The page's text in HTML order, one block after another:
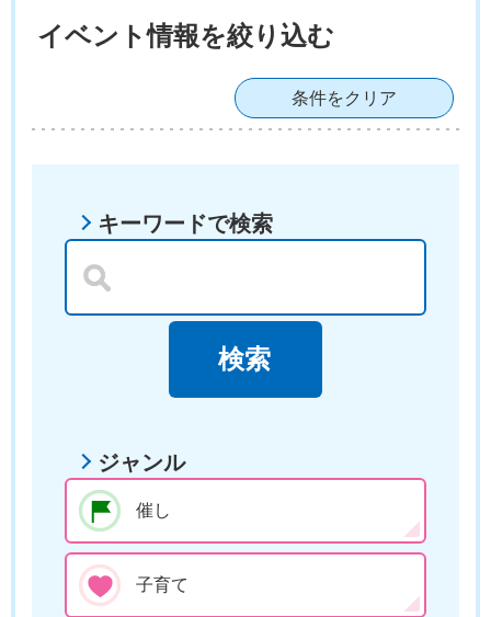
イベント情報を絞り込む
条件をクリア
キーワードで検索
ジャンル
催し
子育て